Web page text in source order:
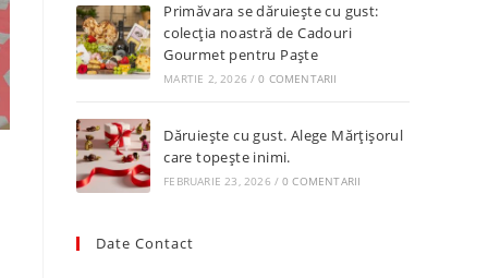
Primăvara se dăruiește cu gust:
colecția noastră de Cadouri
Gourmet pentru Paște
MARTIE 2, 2026 / 0 COMENTARII
Dăruiește cu gust. Alege Mărțișorul
care topește inimi.
FEBRUARIE 23, 2026 / 0 COMENTARII
Date Contact
Newsletter